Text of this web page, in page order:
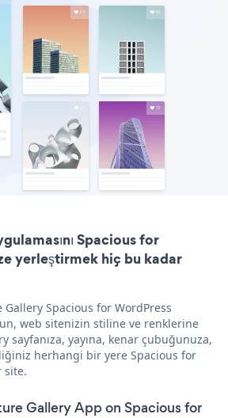
Spacious for
yerleştirmek hiç bu kadar
Spacious for WordPress
web sitenizin stiline ve renklerine
sayfanıza, yayına, kenar çubuğunuza,
herhangi bir yere Spacious for
site.
Gallery App on Spacious for